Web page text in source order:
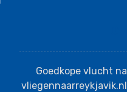
Goedkope vlucht